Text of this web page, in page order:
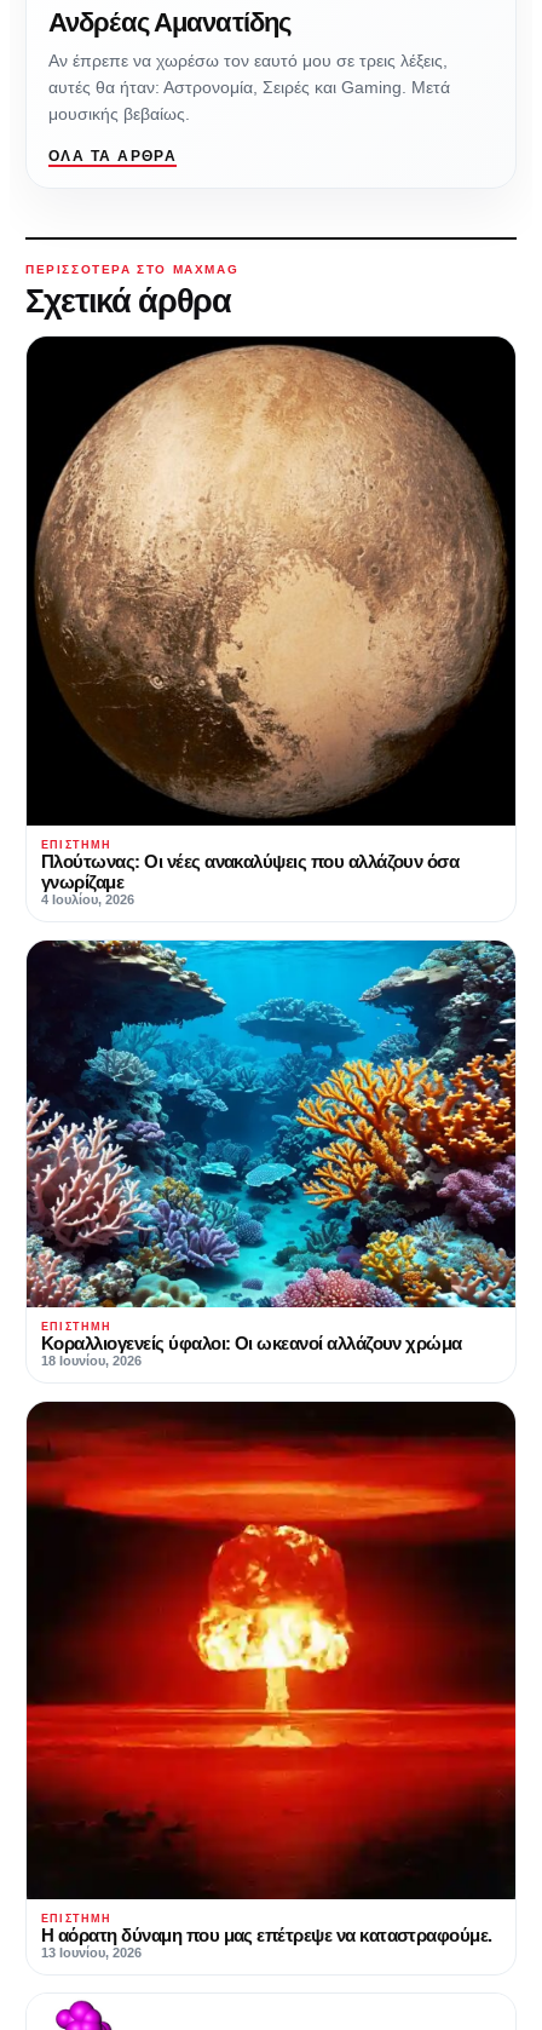
Ανδρέας Αμανατίδης
Αν έπρεπε να χωρέσω τον εαυτό μου σε τρεις λέξεις,
αυτές θα ήταν: Αστρονομία, Σειρές και Gaming. Μετά
μουσικής βεβαίως.
ΌΛΑ ΤΑ ΆΡΘΡΑ
ΠΕΡΙΣΣΌΤΕΡΑ ΣΤΟ MAXMAG
Σχετικά άρθρα
ΕΠΙΣΤΉΜΗ
Πλούτωνας: Οι νέες ανακαλύψεις που αλλάζουν όσα
γνωρίζαμε
4 Ιουλίου, 2026
ΕΠΙΣΤΉΜΗ
Κοραλλιογενείς ύφαλοι: Οι ωκεανοί αλλάζουν χρώμα
18 Ιουνίου, 2026
ΕΠΙΣΤΉΜΗ
Η αόρατη δύναμη που μας επέτρεψε να καταστραφούμε.
13 Ιουνίου, 2026